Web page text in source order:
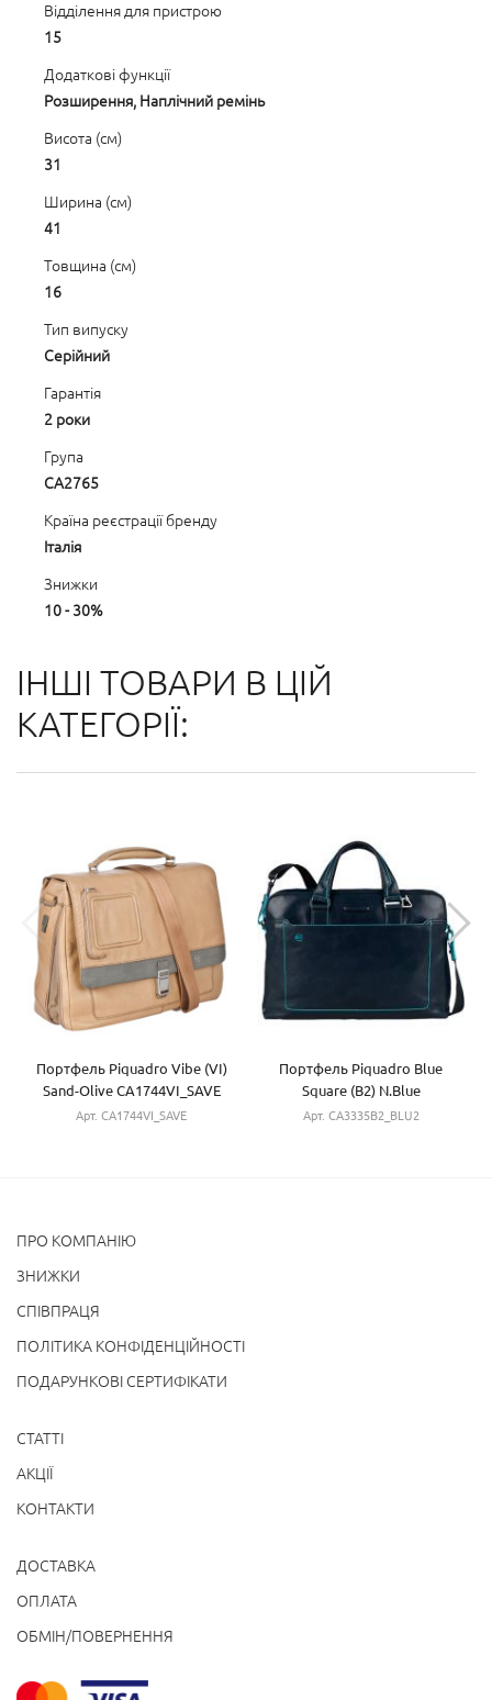
Відділення для пристрою
15
Додаткові функції
Розширення, Наплічний ремінь
Висота (см)
31
Ширина (см)
41
Товщина (см)
16
Тип випуску
Серійний
Гарантія
2 роки
Група
CA2765
Країна реєстрації бренду
Італія
Знижки
10 - 30%
ІНШІ ТОВАРИ В ЦІЙ
КАТЕГОРІЇ:
Портфель Piquadro Vibe (VI)
Sand-Olive CA1744VI_SAVE
Арт. CA1744VI_SAVE
Портфель Piquadro Blue
Square (B2) N.Blue
CA3335B2_BLU2
Арт. CA3335B2_BLU2
ПРО КОМПАНІЮ
ЗНИЖКИ
СПІВПРАЦЯ
ПОЛІТИКА КОНФІДЕНЦІЙНОСТІ
ПОДАРУНКОВІ СЕРТИФІКАТИ
СТАТТІ
АКЦІЇ
КОНТАКТИ
ДОСТАВКА
ОПЛАТА
ОБМІН/ПОВЕРНЕННЯ